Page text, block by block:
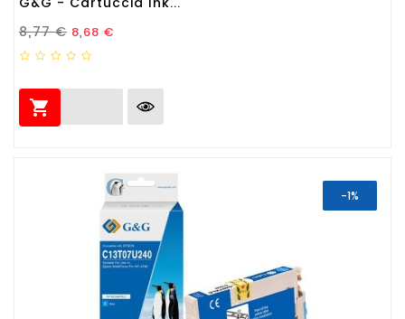
Prezzo Standard
8,77 € Prezzo
8,68 €

-1%